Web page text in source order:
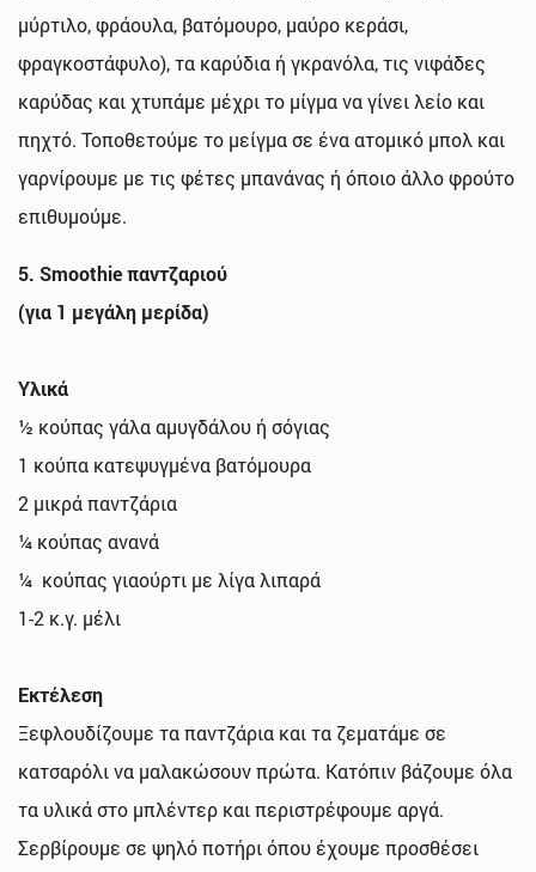
μύρτιλο, φράουλα, βατόμουρο, μαύρο κεράσι,
φραγκοστάφυλο), τα καρύδια ή γκρανόλα, τις νιφάδες
καρύδας και χτυπάμε μέχρι το μίγμα να γίνει λείο και
πηχτό. Τοποθετούμε το μείγμα σε ένα ατομικό μπολ και
γαρνίρουμε με τις φέτες μπανάνας ή όποιο άλλο φρούτο
επιθυμούμε.
5. Smoothie παντζαριού
(για 1 μεγάλη μερίδα)
Υλικά
½ κούπας γάλα αμυγδάλου ή σόγιας
1 κούπα κατεψυγμένα βατόμουρα
2 μικρά παντζάρια
¼ κούπας ανανά
¼ κούπας γιαούρτι με λίγα λιπαρά
1-2 κ.γ. μέλι
Εκτέλεση
Ξεφλουδίζουμε τα παντζάρια και τα ζεματάμε σε
κατσαρόλι να μαλακώσουν πρώτα. Κατόπιν βάζουμε όλα
τα υλικά στο μπλέντερ και περιστρέφουμε αργά.
Σερβίρουμε σε ψηλό ποτήρι όπου έχουμε προσθέσει